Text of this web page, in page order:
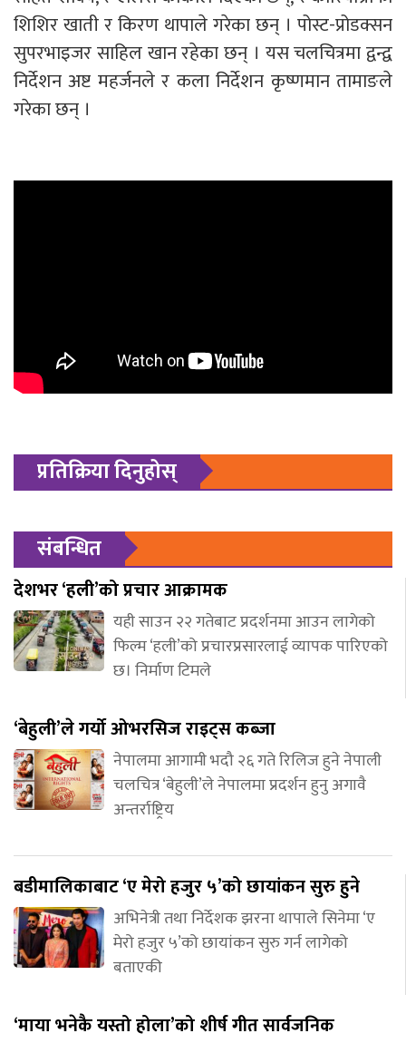
शिशिर खाती र किरण थापाले गरेका छन् । पोस्ट-प्रोडक्सन
सुपरभाइजर साहिल खान रहेका छन् । यस चलचित्रमा द्वन्द्व
निर्देशन अष्ट महर्जनले र कला निर्देशन कृष्णमान तामाङले
गरेका छन् ।
प्रतिक्रिया दिनुहोस्
संबन्धित
देशभर ‘हली’को प्रचार आक्रामक
यही साउन २२ गतेबाट प्रदर्शनमा आउन लागेको
फिल्म ‘हली’को प्रचारप्रसारलाई व्यापक पारिएको
छ। निर्माण टिमले
‘बेहुली’ले गर्यो ओभरसिज राइट्स कब्जा
नेपालमा आगामी भदौ २६ गते रिलिज हुने नेपाली
चलचित्र ‘बेहुली’ले नेपालमा प्रदर्शन हुनु अगावै
अन्तर्राष्ट्रिय
बडीमालिकाबाट ‘ए मेरो हजुर ५’को छायांकन सुरु हुने
अभिनेत्री तथा निर्देशक झरना थापाले सिनेमा ‘ए
मेरो हजुर ५’को छायांकन सुरु गर्न लागेको
बताएकी
‘माया भनेकै यस्तो होला’को शीर्ष गीत सार्वजनिक